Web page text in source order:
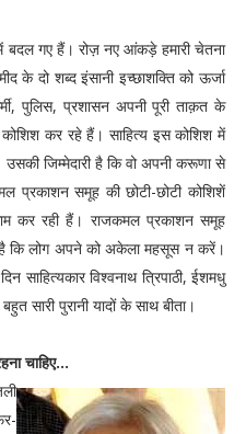
गए हैं। रोज़ नए आंकड़े हमारी चेतना
के दो शब्द इंसानी इच्छाशक्ति को ऊर्जा
पुलिस, प्रशासन अपनी पूरी ताक़त के
कर रहे हैं। साहित्य इस कोशिश में
जिम्मेदारी है कि वो अपनी करूणा से
प्रकाशन समूह की छोटी-छोटी कोशिशें
कर रही हैं। राजकमल प्रकाशन समूह
है कि लोग अपने को अकेला महसूस न करें।
साहित्यकार विश्वनाथ त्रिपाठी, ईशमधु
सारी पुरानी यादों के साथ बीता।
चाहिए...